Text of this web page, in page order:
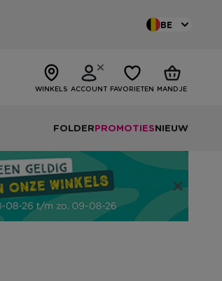
BE
WINKELS ACCOUNT FAVORIETEN MANDJE
FOLDERPROMOTIESNIEUW